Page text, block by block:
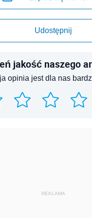
Udostępnij
jakość naszego
opinia jest dla nas
REKLAMA